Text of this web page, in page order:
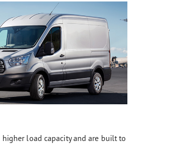
higher load capacity and are built to